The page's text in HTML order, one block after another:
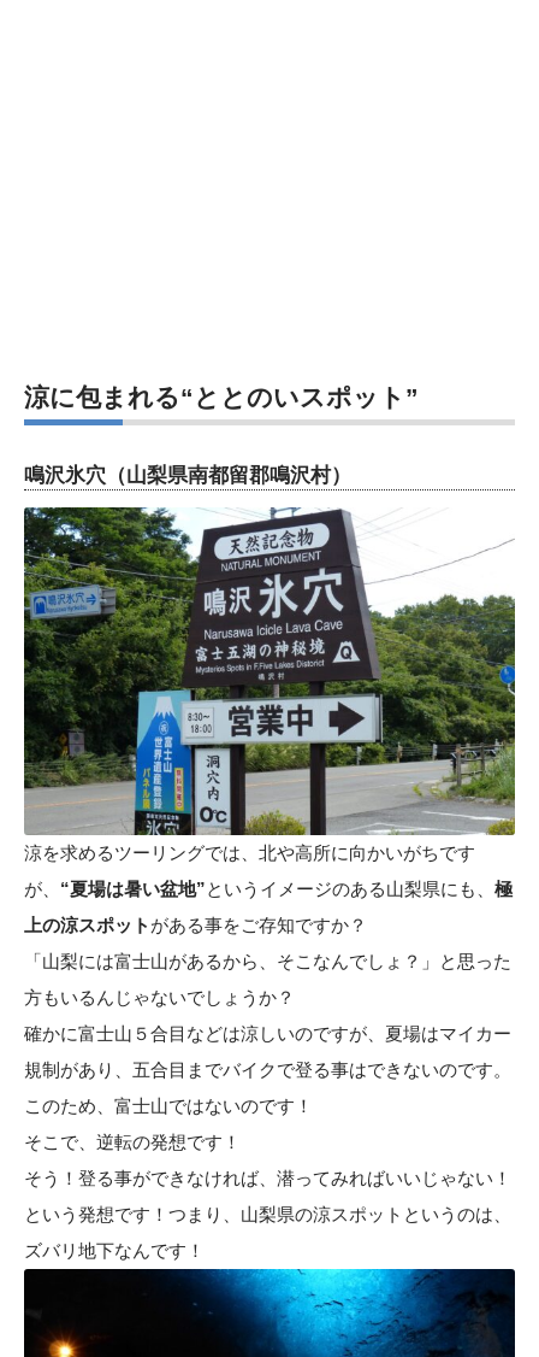
涼に包まれる“ととのいスポット”
鳴沢氷穴（山梨県南都留郡鳴沢村）
涼を求めるツーリングでは、北や高所に向かいがちです
が、 “夏場は暑い盆地”というイメージのある山梨県にも、 極
上の涼スポット がある事をご存知ですか？
「山梨には富士山があるから、そこなんでしょ？」と思った
方もいるんじゃないでしょうか？
確かに富士山５合目などは涼しいのですが、夏場はマイカー
規制があり、五合目までバイクで登る事はできないのです。
このため、富士山ではないのです！
そこで、逆転の発想です！
そう！登る事ができなければ、潜ってみればいいじゃない！
という発想です！つまり、山梨県の涼スポットというのは、
ズバリ地下なんです！